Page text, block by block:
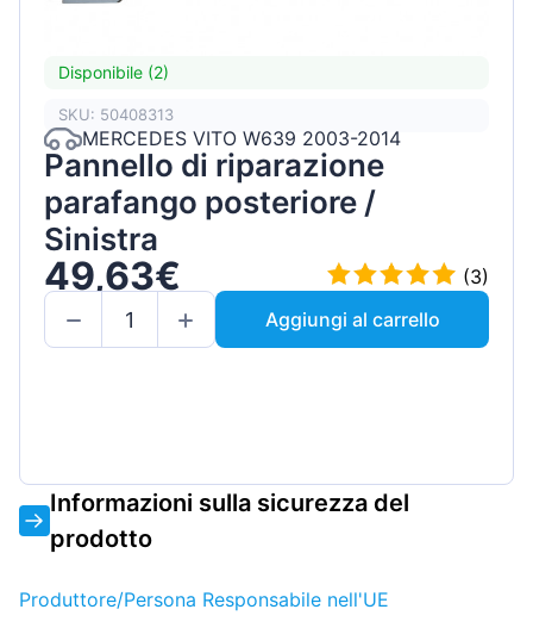
Disponibile (2)
SKU: 50408313
MERCEDES VITO W639 2003-2014
Pannello di riparazione
parafango posteriore /
Sinistra
49,63€
(3)
Aggiungi al carrello
Informazioni sulla sicurezza del
prodotto
Produttore/Persona Responsabile nell'UE